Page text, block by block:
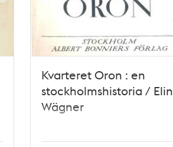
Kvarteret Oron : en
stockholmshistoria / Elin
Wägner